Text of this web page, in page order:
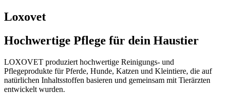
Loxovet
Hochwertige Pflege für dein Haustier
LOXOVET produziert hochwertige Reinigungs- und
Pflegeprodukte für Pferde, Hunde, Katzen und Kleintiere, die auf
natürlichen Inhaltsstoffen basieren und gemeinsam mit Tierärzten
entwickelt wurden.